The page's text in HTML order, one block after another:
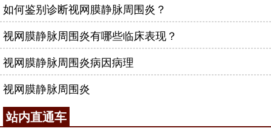
如何鉴别诊断视网膜静脉周围炎？
视网膜静脉周围炎有哪些临床表现？
视网膜静脉周围炎病因病理
视网膜静脉周围炎
站内直通车